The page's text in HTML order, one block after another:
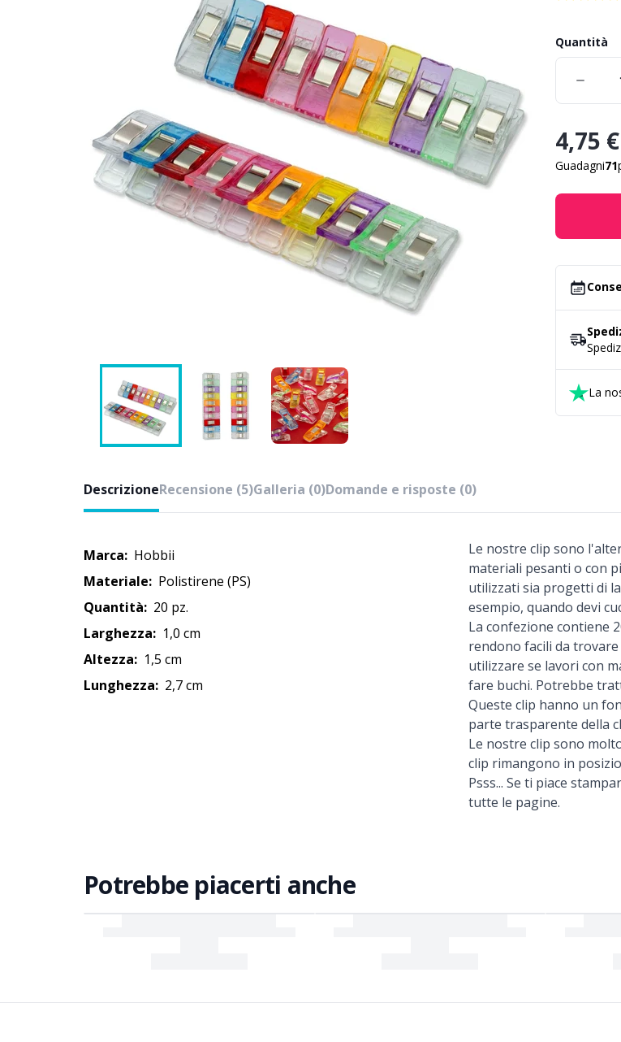
Quantità
4,75 €
Guadagni71
La
DescrizioneRecensione (5)Galleria (0)Domande e risposte (0)
Marca:
Hobbii
Materiale:
Polistirene (PS)
Quantità:
20 pz.
Larghezza:
1,0 cm
Altezza:
1,5 cm
Lunghezza:
2,7 cm
Le nostre clip sono
materiali pesanti o con
utilizzati sia progetti di
esempio, quando devi
La confezione contiene
rendono facili da
utilizzare se lavori con
fare buchi. Potrebbe
Queste clip hanno un
parte trasparente della
Le nostre clip sono
clip rimangono in
Psss... Se ti piace
tutte le pagine.
Potrebbe piacerti anche